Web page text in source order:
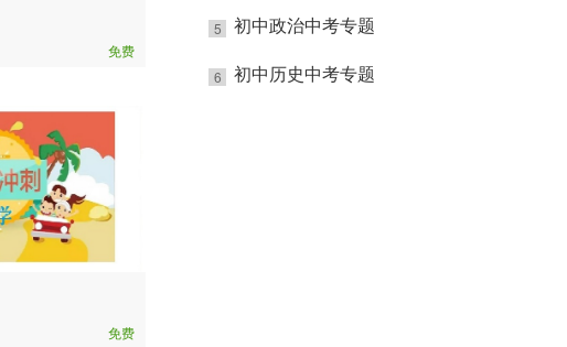
初中政治中考专题
5
初中历史中考专题
6
免费
免费